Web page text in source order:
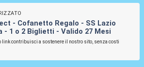
- Cofanetto Regalo - SS Lazio
- 1 o 2 Biglietti - Valido 27 Mesi
contribuisci a sostenere il nostro sito, senza costi